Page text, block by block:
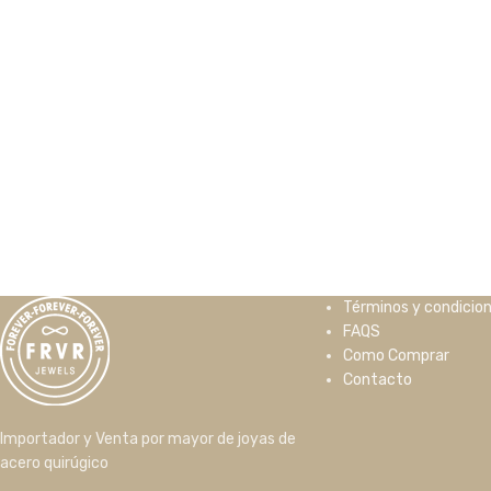
Importador y Venta por mayor de joyas de
acero quirúgico
Términos y
FAQS
Como Comprar
Contacto